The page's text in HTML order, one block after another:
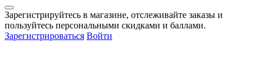
Зарегистрируйтесь в магазине, отслеживайте заказы и
пользуйтесь персональными скидками и баллами.
Зарегистрироваться Войти